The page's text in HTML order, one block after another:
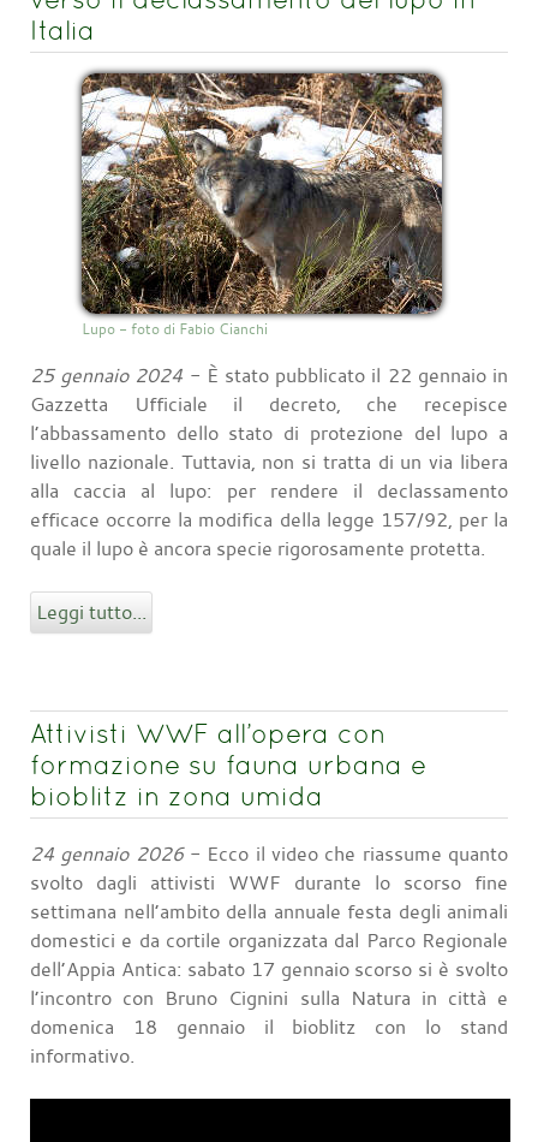
Italia
Lupo - foto di Fabio Cianchi
25 gennaio 2024 - È stato pubblicato il 22 gennaio in
Gazzetta Ufficiale il decreto, che recepisce
l’abbassamento dello stato di protezione del lupo a
livello nazionale. Tuttavia, non si tratta di un via libera
alla caccia al lupo: per rendere il declassamento
efficace occorre la modifica della legge 157/92, per la
quale il lupo è ancora specie rigorosamente protetta.
Leggi tutto...
Attivisti WWF all’opera con
formazione su fauna urbana e
bioblitz in zona umida
24 gennaio 2026- Ecco il video che riassume quanto
svolto dagli attivisti WWF durante lo scorso fine
settimana nell’ambito della annuale festa degli animali
domestici e da cortile organizzata dal Parco Regionale
dell’Appia Antica: sabato 17 gennaio scorso si è svolto
l’incontro con Bruno Cignini sulla Natura in città e
domenica 18 gennaio il bioblitz con lo stand
informativo.